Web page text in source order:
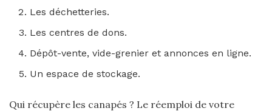
Les déchetteries.
Les centres de dons.
Dépôt-vente, vide-grenier et annonces en ligne.
Un espace de stockage.
Qui récupère les canapés ? Le réemploi de votre